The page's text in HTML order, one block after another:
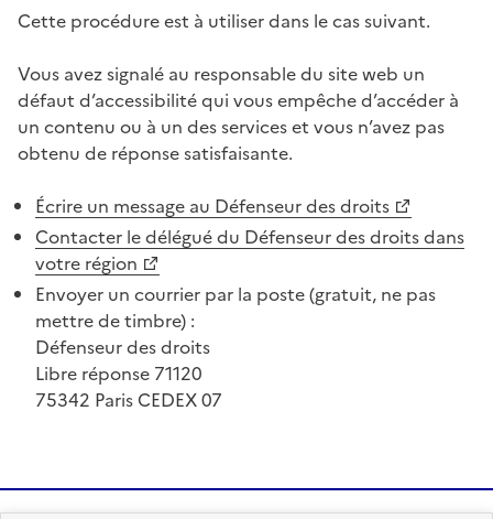
Cette procédure est à utiliser dans le cas suivant.
Vous avez signalé au responsable du site web un
défaut d’accessibilité qui vous empêche d’accéder à
un contenu ou à un des services et vous n’avez pas
obtenu de réponse satisfaisante.
Écrire un message au Défenseur des droits
Contacter le délégué du Défenseur des droits dans
votre région
Envoyer un courrier par la poste (gratuit, ne pas
mettre de timbre) :
Défenseur des droits
Libre réponse 71120
75342 Paris CEDEX 07